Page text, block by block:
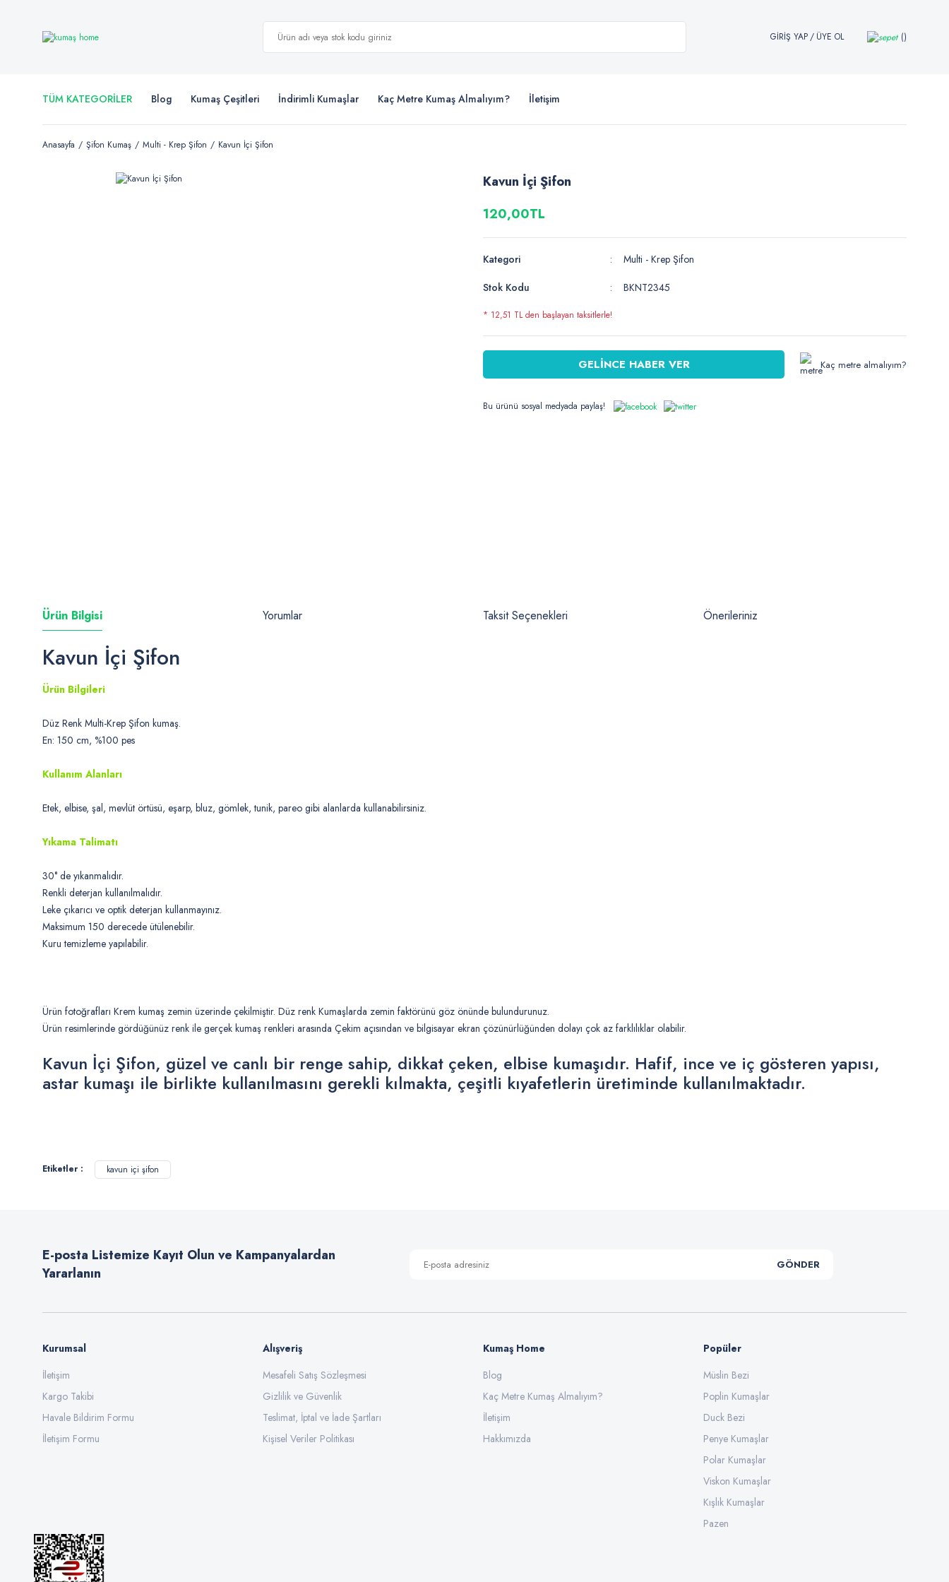
GİRİŞ YAP/ ÜYE OL
TÜM KATEGORİLER Blog Kumaş Çeşitleri İndirimli Kumaşlar Kaç Metre Kumaş Almalıyım? İletişim
Anasayfa Şifon Kumaş Multi - Krep Şifon Kavun İçi Şifon
Kavun İçi Şifon
120,00TL
Kategori
Multi - Krep Şifon
Stok Kodu
BKNT2345
* 12,51 TL den başlayan taksitlerle!
GELİNCE HABER VER Kaç metre almalıyım?
Bu ürünü sosyal medyada paylaş!
Ürün Bilgisi Yorumlar Taksit Seçenekleri Önerileriniz
Kavun İçi Şifon
Ürün Bilgileri
Düz Renk Multi-Krep Şifon kumaş.
En: 150 cm, %100 pes
Kullanım Alanları
Etek, elbise, şal, mevlüt örtüsü, eşarp, bluz, gömlek, tunik, pareo gibi alanlarda kullanabilirsiniz.
Yıkama Talimatı
30° de yıkanmalıdır.
Renkli deterjan kullanılmalıdır.
Leke çıkarıcı ve optik deterjan kullanmayınız.
Maksimum 150 derecede ütülenebilir.
Kuru temizleme yapılabilir.
Ürün fotoğrafları Krem kumaş zemin üzerinde çekilmiştir. Düz renk Kumaşlarda zemin faktörünü göz önünde bulundurunuz.
Ürün resimlerinde gördüğünüz renk ile gerçek kumaş renkleri arasında Çekim açısından ve bilgisayar ekran çözünürlüğünden dolayı çok az farklılıklar olabilir.
Kavun İçi Şifon, güzel ve canlı bir renge sahip, dikkat çeken, elbise kumaşıdır. Hafif, ince ve iç gösteren yapısı,
astar kumaşı ile birlikte kullanılmasını gerekli kılmakta, çeşitli kıyafetlerin üretiminde kullanılmaktadır.
Ürün resmi kalitesiz, bozuk veya görüntülenemiyor.
Ürün fiyatı diğer sitelerden daha pahalı.
Bu ürüne benzer farklı alternatifler olmalı.
Gönder
Etiketler : kavun içi şifon
E-posta Listemize Kayıt Olun ve Kampanyalardan
Yararlanın
GÖNDER
Kurumsal
İletişim
Kargo Takibi
Havale Bildirim Formu
İletişim Formu
Alışveriş
Mesafeli Satış Sözleşmesi
Gizlilik ve Güvenlik
Teslimat, İptal ve İade Şartları
Kişisel Veriler Politikası
Kumaş Home
Blog
Kaç Metre Kumaş Almalıyım?
İletişim
Hakkımızda
Popüler
Müslin Bezi
Poplin Kumaşlar
Duck Bezi
Penye Kumaşlar
Polar Kumaşlar
Viskon Kumaşlar
Kışlık Kumaşlar
Pazen